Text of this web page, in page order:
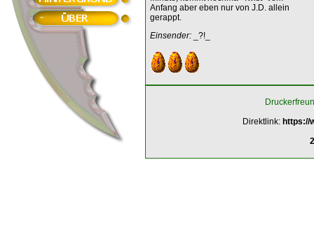
Anfang aber eben nur von J.D. allein
gerappt.
Einsender: _?!_
Direktlink: https://